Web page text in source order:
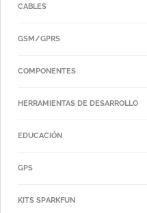
CABLES
GSM/GPRS
COMPONENTES
HERRAMIENTAS DE DESARROLLO
EDUCACIÓN
GPS
KITS SPARKFUN